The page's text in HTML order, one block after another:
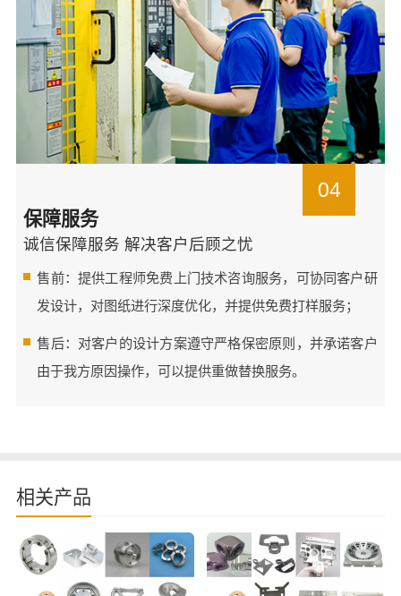
04
保障服务
诚信保障服务 解决客户后顾之忧
售前：提供工程师免费上门技术咨询服务，可协同客户研
发设计，对图纸进行深度优化，并提供免费打样服务；
售后：对客户的设计方案遵守严格保密原则，并承诺客户
由于我方原因操作，可以提供重做替换服务。
相关产品